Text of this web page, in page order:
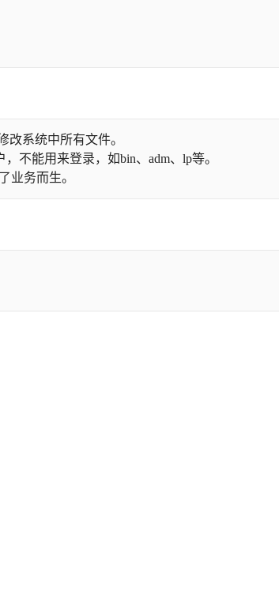
改系统中所有文件。
不能用来登录，如bin、adm、lp等。
业务而生。